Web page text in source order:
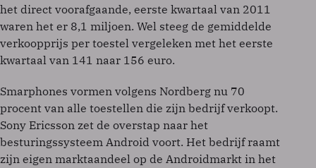
het direct voorafgaande, eerste kwartaal van 2011
waren het er 8,1 miljoen. Wel steeg de gemiddelde
verkoopprijs per toestel vergeleken met het eerste
kwartaal van 141 naar 156 euro.
Smarphones vormen volgens Nordberg nu 70
procent van alle toestellen die zijn bedrijf verkoopt.
Sony Ericsson zet de overstap naar het
besturingssysteem Android voort. Het bedrijf raamt
zijn eigen marktaandeel op de Androidmarkt in het